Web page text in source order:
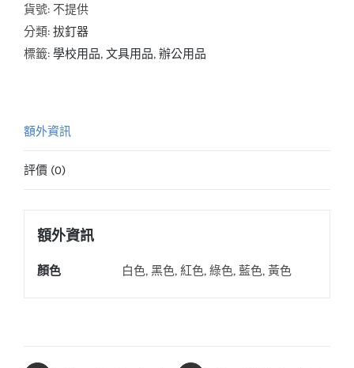
(大)
數
量
貨號: 不提供
分類: 拔釘器
標籤: 學校用品, 文具用品, 辦公用品
額外資訊
評價 (0)
額外資訊
顏色 白色, 黑色, 紅色, 綠色, 藍色, 黃色